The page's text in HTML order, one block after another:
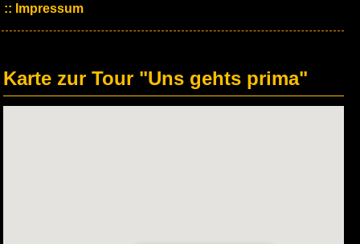
Impressum
Karte zur Tour "Uns gehts prima"